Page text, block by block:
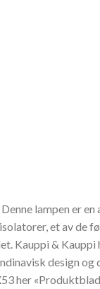
lampen er
et av de
Kauppi & Kauppi
design og
her «Produktblad